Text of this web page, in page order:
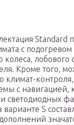
Standard
с
лобового
Кроме того,
климат-
с навигацией,
и светодиодных
S